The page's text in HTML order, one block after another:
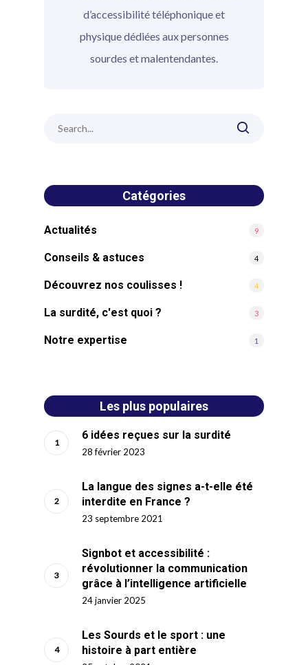
d’accessibilité téléphonique et
physique dédiées aux personnes
sourdes et malentendantes.
Catégories
Actualités 9
Conseils & astuces 4
Découvrez nos coulisses ! 4
La surdité, c'est quoi ? 3
Notre expertise 1
Les plus populaires
6 idées reçues sur la surdité
28 février 2023
La langue des signes a-t-elle été
interdite en France ?
23 septembre 2021
Signbot et accessibilité :
révolutionner la communication
grâce à l’intelligence artificielle
24 janvier 2025
Les Sourds et le sport : une
histoire à part entière